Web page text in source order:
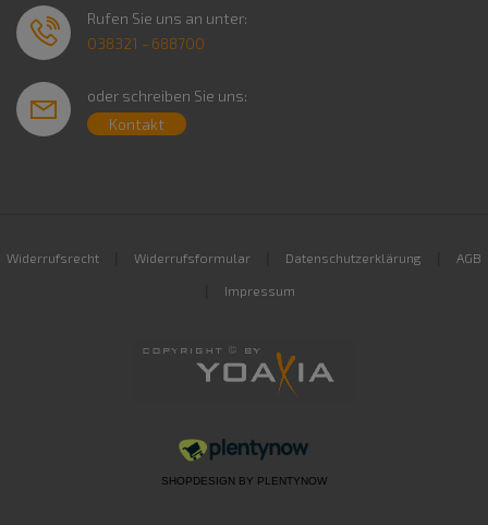
Rufen Sie uns an unter:
038321 - 688700
oder schreiben Sie uns:
Kontakt
Widerrufsrecht Widerrufsformular Datenschutzerklärung AGB
Impressum
SHOPDESIGN BY PLENTYNOW